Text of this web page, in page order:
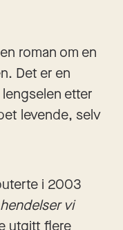
roman om en
Det er en
etter
levende, selv
i 2003
vi
utgitt flere